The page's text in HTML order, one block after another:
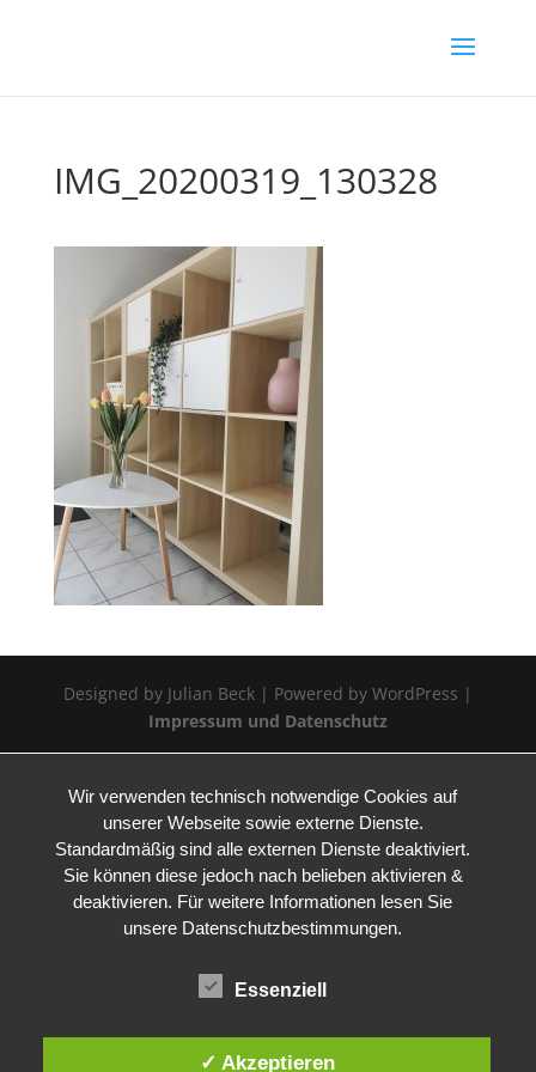
IMG_20200319_130328
Designed by Julian Beck | Powered by WordPress |
Impressum und Datenschutz
Wir verwenden technisch notwendige Cookies auf
unserer Webseite sowie externe Dienste.
Standardmäßig sind alle externen Dienste deaktiviert.
Sie können diese jedoch nach belieben aktivieren &
deaktivieren. Für weitere Informationen lesen Sie
unsere Datenschutzbestimmungen.
Essenziell
✓ Akzeptieren